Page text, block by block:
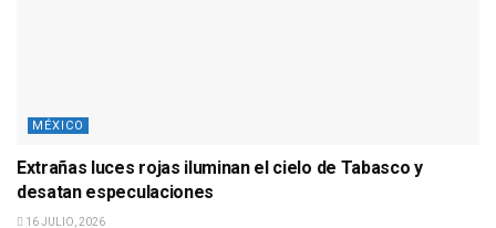
MÉXICO
Extrañas luces rojas iluminan el cielo de Tabasco y
desatan especulaciones
16 JULIO, 2026